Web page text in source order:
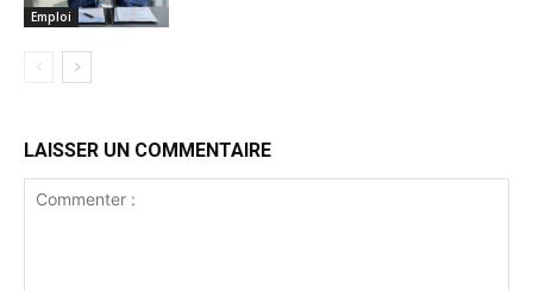
Emploi
LAISSER UN COMMENTAIRE